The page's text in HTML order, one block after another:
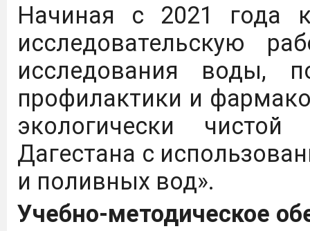
Начиная с 2021 года
исследовательскую
исследования воды,
профилактики и
экологически
Дагестана с
и поливных вод».
Учебно-методическое